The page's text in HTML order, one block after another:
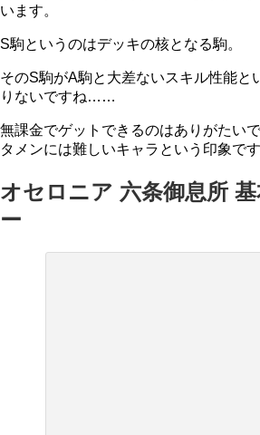
います。
S駒というのはデッキの核となる駒。
そのS駒がA駒と大差ないスキル性能と
りないですね……
無課金でゲットできるのはありがたい
タメンには難しいキャラという印象です
オセロニア 六条御息所
ー